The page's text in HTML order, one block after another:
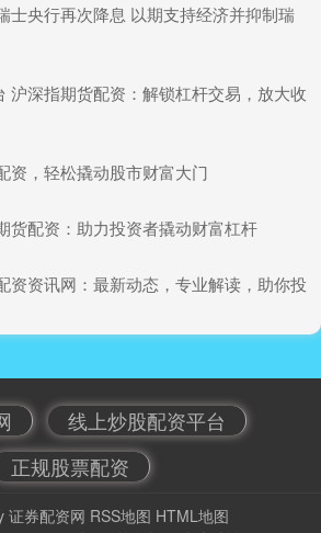
士央行再次降息 以期支持经济并抑制瑞
沪深指期货配资：解锁杠杆交易，放大收
资，轻松撬动股市财富大门
货配资：助力投资者撬动财富杠杆
资资讯网：最新动态，专业解读，助你投
线上炒股配资平台
正规股票配资
证券配资网 RSS地图 HTML地图